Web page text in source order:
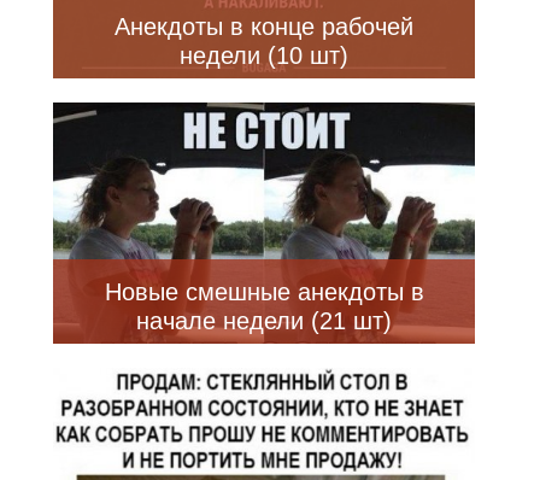
Анекдоты в конце рабочей
недели (10 шт)
Новые смешные анекдоты в
начале недели (21 шт)